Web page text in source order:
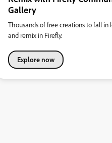
Gallery
Thousands of free creations to fall in
and remix in Firefly.
Explore now